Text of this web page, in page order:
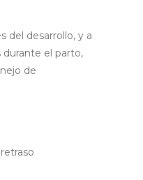
del desarrollo, y a
el parto,
de